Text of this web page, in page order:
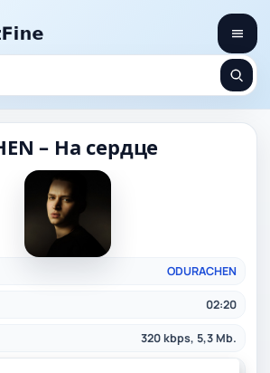
– На сердце
ODURACHEN
02:20
320 kbps, 5,3 Mb.